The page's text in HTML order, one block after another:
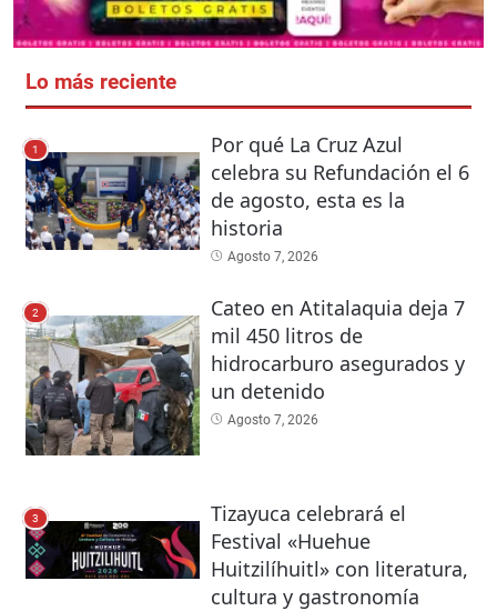
Lo más reciente
1
Por qué La Cruz Azul
celebra su Refundación el 6
de agosto, esta es la
historia
Agosto 7, 2026
2
Cateo en Atitalaquia deja 7
mil 450 litros de
hidrocarburo asegurados y
un detenido
Agosto 7, 2026
3
Tizayuca celebrará el
Festival «Huehue
Huitzilíhuitl» con literatura,
cultura y gastronomía